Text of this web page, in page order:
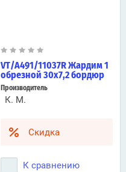
VT/A491/11037R Жардим 1
обрезной 30х7,2 бордюр
Производитель
К. М.
Скидка
К сравнению